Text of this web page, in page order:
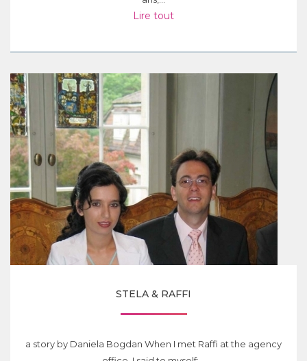
Lire tout
STELA & RAFFI
a story by Daniela Bogdan When I met Raffi at the agency